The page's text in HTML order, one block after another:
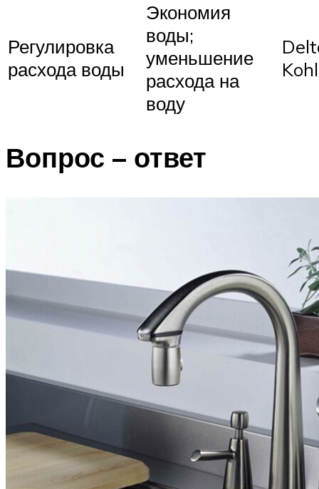
Регулировка
расхода воды
Экономия
воды;
уменьшение
расхода на
воду
Вопрос – ответ